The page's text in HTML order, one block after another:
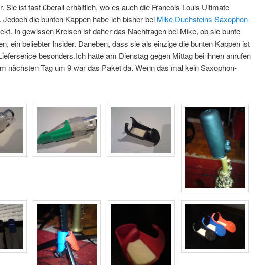
Sie ist fast überall erhältlich, wo es auch die Francois Louis Ultimate
Jedoch die bunten Kappen habe ich bisher bei Mike Duchsteins Saxophon-
In gewissen Kreisen ist daher das Nachfragen bei Mike, ob sie bunte
ein beliebter Insider. Daneben, dass sie als einzige die bunten Kappen ist
besonders.Ich hatte am Dienstag gegen Mittag bei ihnen anrufen
nächsten Tag um 9 war das Paket da. Wenn das mal kein Saxophon-